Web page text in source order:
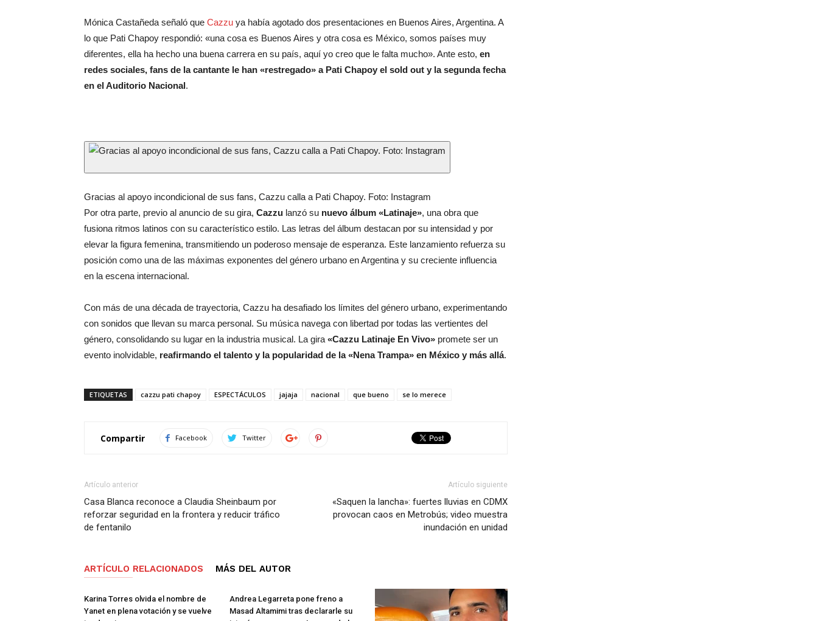
Mónica Castañeda señaló que Cazzu ya había agotado dos presentaciones en Buenos Aires, Argentina. A
lo que Pati Chapoy respondió: «una cosa es Buenos Aires y otra cosa es México, somos países muy
diferentes, ella ha hecho una buena carrera en su país, aquí yo creo que le falta mucho». Ante esto, en
redes sociales, fans de la cantante le han «restregado» a Pati Chapoy el sold out y la segunda fecha
en el Auditorio Nacional.
Gracias al apoyo incondicional de sus fans, Cazzu calla a Pati Chapoy. Foto: Instagram
Por otra parte, previo al anuncio de su gira, Cazzu lanzó su nuevo álbum «Latinaje», una obra que
fusiona ritmos latinos con su característico estilo. Las letras del álbum destacan por su intensidad y por
elevar la figura femenina, transmitiendo un poderoso mensaje de esperanza. Este lanzamiento refuerza su
posición como una de las máximas exponentes del género urbano en Argentina y su creciente influencia
en la escena internacional.
Con más de una década de trayectoria, Cazzu ha desafiado los límites del género urbano, experimentando
con sonidos que llevan su marca personal. Su música navega con libertad por todas las vertientes del
género, consolidando su lugar en la industria musical. La gira «Cazzu Latinaje En Vivo» promete ser un
evento inolvidable, reafirmando el talento y la popularidad de la «Nena Trampa» en México y más allá.
ETIQUETAS cazzu pati chapoy ESPECTÁCULOS jajaja nacional que bueno se lo merece
Compartir Facebook Twitter
Artículo anterior
Casa Blanca reconoce a Claudia Sheinbaum por
reforzar seguridad en la frontera y reducir tráfico
de fentanilo
Artículo siguiente
«Saquen la lancha»: fuertes lluvias en CDMX
provocan caos en Metrobús; video muestra
inundación en unidad
ARTÍCULO RELACIONADOS MÁS DEL AUTOR
Karina Torres olvida el nombre de
Yanet en plena votación y se vuelve
Andrea Legarreta pone freno a
Masad Altamimi tras declararle su